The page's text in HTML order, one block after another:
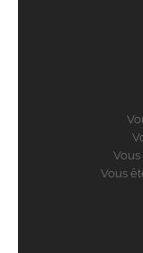
Vous
Vous